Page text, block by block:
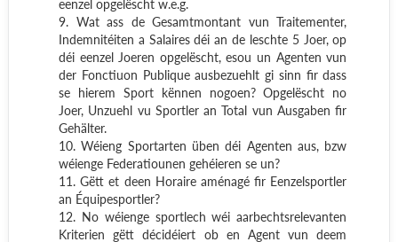
eenzel opgelëscht w.e.g.
9. Wat ass de Gesamtmontant vun Traitementer,
Indemnitéiten a Salaires déi an de leschte 5 Joer, op
déi eenzel Joeren opgelëscht, esou un Agenten vun
der Fonctiuon Publique ausbezuehlt gi sinn fir dass
se hierem Sport kënnen nogoen? Opgelëscht no
Joer, Unzuehl vu Sportler an Total vun Ausgaben fir
Gehälter.
10. Wéieng Sportarten üben déi Agenten aus, bzw
wéienge Federatiounen gehéieren se un?
11. Gëtt et deen Horaire aménagé fir Eenzelsportler
an Équipesportler?
12. No wéienge sportlech wéi aarbechtsrelevanten
Kriterien gëtt décidéiert ob en Agent vun deem